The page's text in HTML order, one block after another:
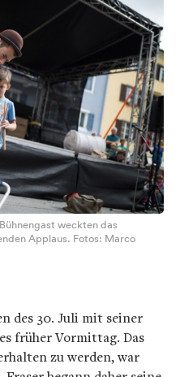
weckten das
Applaus. Fotos: Marco
des 30. Juli mit seiner
früher Vormittag. Das
zu werden, war